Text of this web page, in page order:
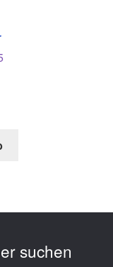
suchen